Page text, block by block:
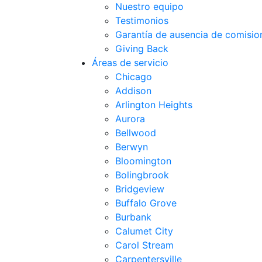
Nuestro equipo
Testimonios
Garantía de ausencia de
Giving Back
Áreas de servicio
Chicago
Addison
Arlington Heights
Aurora
Bellwood
Berwyn
Bloomington
Bolingbrook
Bridgeview
Buffalo Grove
Burbank
Calumet City
Carol Stream
Carpentersville